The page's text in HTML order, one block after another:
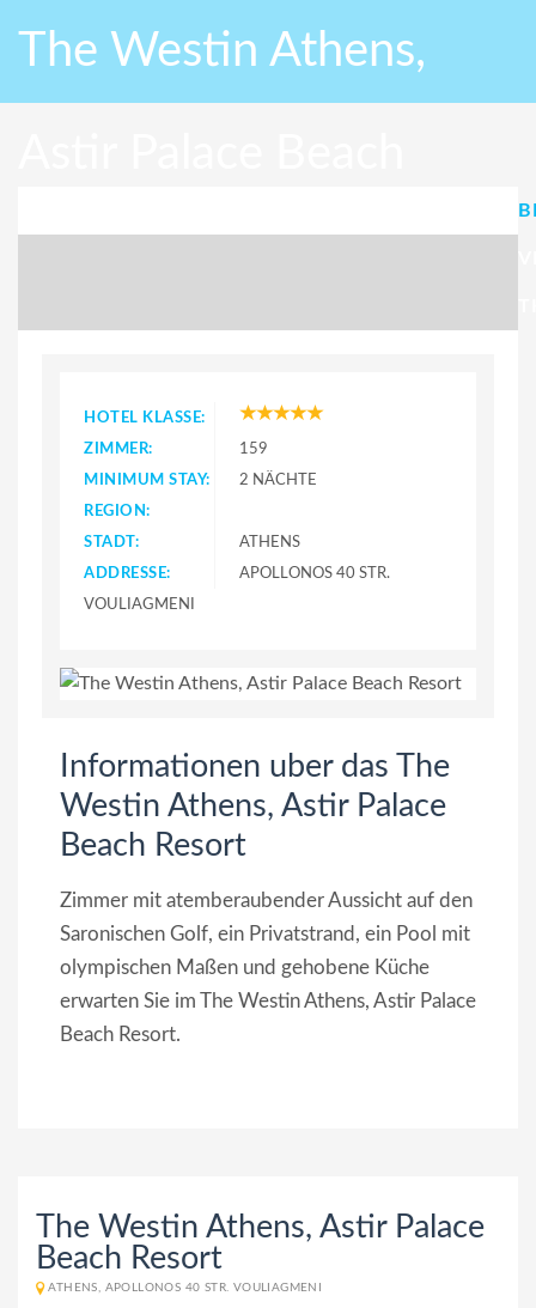
The Westin Athens,
HOTEL KLASSE:
ZIMMER:
159
MINIMUM STAY:
2 NÄCHTE
REGION:
STADT:
ATHENS
ADDRESSE:
APOLLONOS 40 STR.
VOULIAGMENI
Informationen uber das The
Westin Athens, Astir Palace
Beach Resort
Zimmer mit atemberaubender Aussicht auf den
Saronischen Golf, ein Privatstrand, ein Pool mit
olympischen Maßen und gehobene Küche
erwarten Sie im The Westin Athens, Astir Palace
Beach Resort.
The Westin Athens, Astir Palace
Beach Resort
ATHENS, APOLLONOS 40 STR. VOULIAGMENI